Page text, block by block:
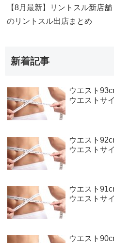
【8月最新】リントスル新店
のリントスル出店まとめ
新着記事
ウエスト
ウエストサ
ウエスト
ウエストサ
ウエスト
ウエストサ
ウエスト